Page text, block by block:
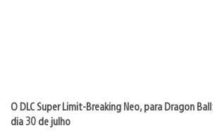
O DLC Super Limit-Breaking Neo, para Dragon
dia 30 de julho